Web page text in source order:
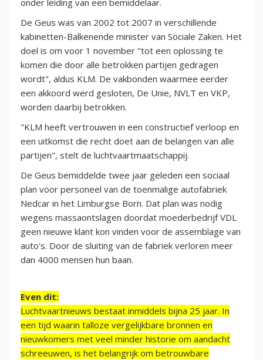
onder leiding van een bemiddelaar.
De Geus was van 2002 tot 2007 in verschillende
kabinetten-Balkenende minister van Sociale Zaken. Het
doel is om voor 1 november "tot een oplossing te
komen die door alle betrokken partijen gedragen
wordt", aldus KLM. De vakbonden waarmee eerder
een akkoord werd gesloten, De Unie, NVLT en VKP,
worden daarbij betrokken.
"KLM heeft vertrouwen in een constructief verloop en
een uitkomst die recht doet aan de belangen van alle
partijen", stelt de luchtvaartmaatschappij.
De Geus bemiddelde twee jaar geleden een sociaal
plan voor personeel van de toenmalige autofabriek
Nedcar in het Limburgse Born. Dat plan was nodig
wegens massaontslagen doordat moederbedrijf VDL
geen nieuwe klant kon vinden voor de assemblage van
auto's. Door de sluiting van de fabriek verloren meer
dan 4000 mensen hun baan.
Even dit:
Luchtvaartnieuws bestaat inmiddels bijna 25 jaar. In
een tijd waarin talloze vergelijkbare bronnen en
nieuwkomers met veel minder historie om aandacht
schreeuwen, is het belangrijk om betrouwbare